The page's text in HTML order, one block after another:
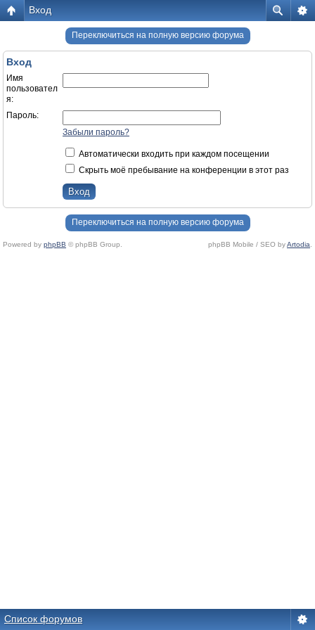
Вход
Переключиться на полную версию форума
Вход
Имя
пользовател
я:
Пароль:
Забыли пароль?
Автоматически входить при каждом посещении
Скрыть моё пребывание на конференции в этот раз
Переключиться на полную версию форума
Powered by phpBB © phpBB Group. phpBB Mobile / SEO byArtodia
Список форумов